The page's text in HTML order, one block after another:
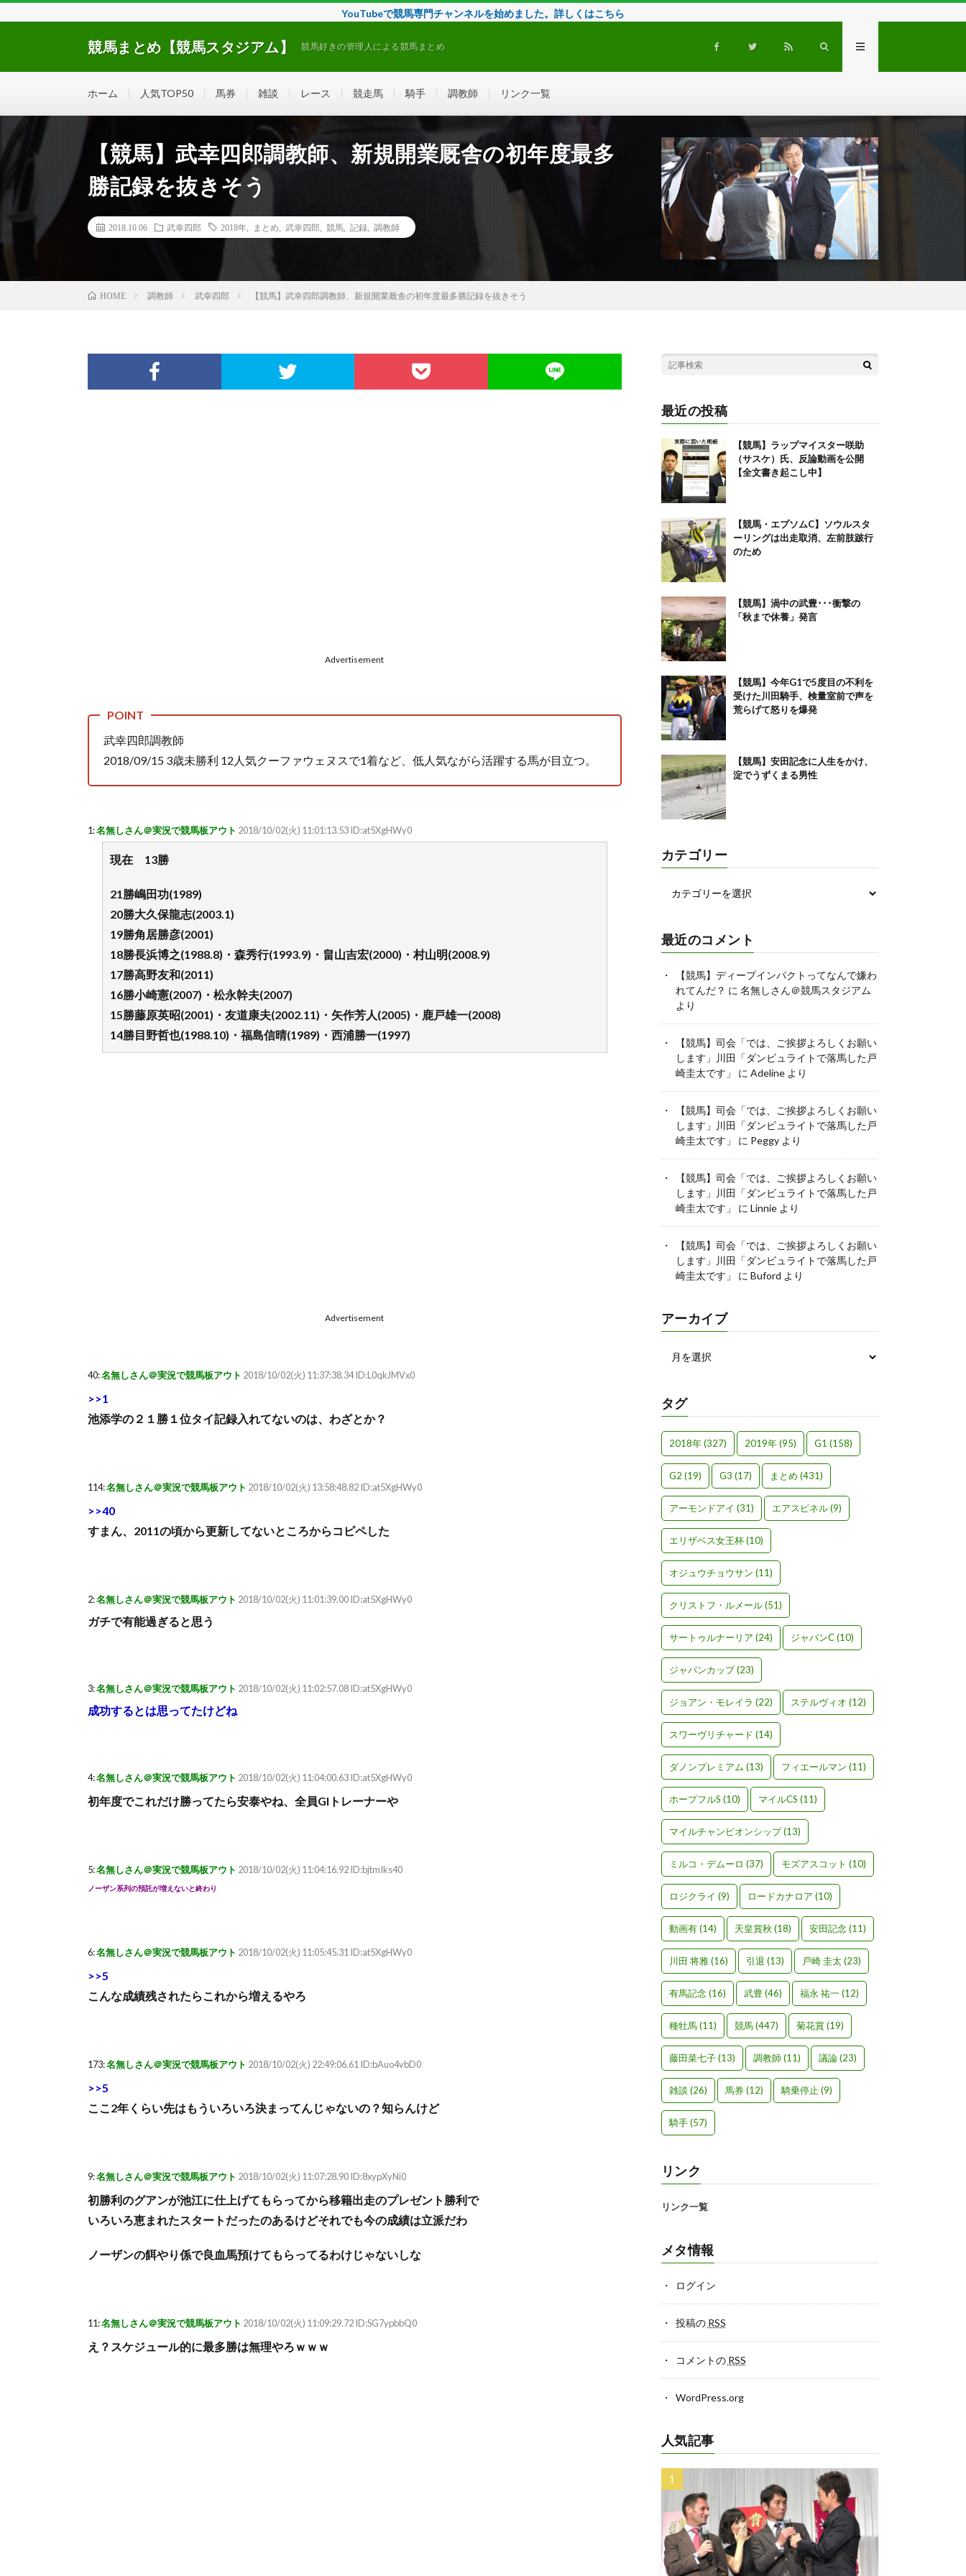
YouTubeで競馬専門チャンネルを始めました。詳しくはこちら
競馬まとめ【競馬スタジアム】 競馬好きの管理人による競馬まとめ
ホーム 人気TOP50 馬券 雑談 レース 競走馬 騎手 調教師 リンク一覧
【競馬】武幸四郎調教師、新規開業厩舎の初年度最多
勝記録を抜きそう
2018.10.06 武幸四郎 2018年 まとめ 武幸四郎 競馬 記録 調教師
HOME 調教師 武幸四郎 【競馬】武幸四郎調教師、新規開業厩舎の初年度最多勝記録を抜きそう
Advertisement
武幸四郎調教師
2018/09/15 3歳未勝利 12人気クーファウェヌスで1着など、低人気ながら活躍する馬が目立つ。
1:名無しさん＠実況で競馬板アウト 2018/10/02(火) 11:01:13.53 ID:at5XgHWy0
現在 13勝
21勝嶋田功(1989)
20勝大久保龍志(2003.1)
19勝角居勝彦(2001)
18勝長浜博之(1988.8)・森秀行(1993.9)・畠山吉宏(2000)・村山明(2008.9)
17勝高野友和(2011)
16勝小崎憲(2007)・松永幹夫(2007)
15勝藤原英昭(2001)・友道康夫(2002.11)・矢作芳人(2005)・鹿戸雄一(2008)
14勝目野哲也(1988.10)・福島信晴(1989)・西浦勝一(1997)
Advertisement
40:名無しさん＠実況で競馬板アウト 2018/10/02(火) 11:37:38.34 ID:L0qkJMVx0
>>1
池添学の２１勝１位タイ記録入れてないのは、わざとか？
114:名無しさん＠実況で競馬板アウト 2018/10/02(火) 13:58:48.82 ID:at5XgHWy0
>>40
すまん、2011の頃から更新してないところからコピペした
2:名無しさん＠実況で競馬板アウト 2018/10/02(火) 11:01:39.00 ID:at5XgHWy0
ガチで有能過ぎると思う
3:名無しさん＠実況で競馬板アウト 2018/10/02(火) 11:02:57.08 ID:at5XgHWy0
成功するとは思ってたけどね
4:名無しさん＠実況で競馬板アウト 2018/10/02(火) 11:04:00.63 ID:at5XgHWy0
初年度でこれだけ勝ってたら安泰やね、全員GIトレーナーや
5:名無しさん＠実況で競馬板アウト 2018/10/02(火) 11:04:16.92 ID:bjtmIks40
ノーザン系列の預託が増えないと終わり
6:名無しさん＠実況で競馬板アウト 2018/10/02(火) 11:05:45.31 ID:at5XgHWy0
>>5
こんな成績残されたらこれから増えるやろ
173:名無しさん＠実況で競馬板アウト 2018/10/02(火) 22:49:06.61 ID:bAuo4vbD0
>>5
ここ2年くらい先はもういろいろ決まってんじゃないの？知らんけど
9:名無しさん＠実況で競馬板アウト 2018/10/02(火) 11:07:28.90 ID:8xypXyNi0
初勝利のグアンが池江に仕上げてもらってから移籍出走のプレゼント勝利で
いろいろ恵まれたスタートだったのあるけどそれでも今の成績は立派だわ
ノーザンの餌やり係で良血馬預けてもらってるわけじゃないしな
11:名無しさん＠実況で競馬板アウト 2018/10/02(火) 11:09:29.72 ID:SG7ypbbQ0
え？スケジュール的に最多勝は無理やろｗｗｗ
最近の投稿
【競馬】ラップマイスター咲助
（サスケ）氏、反論動画を公開
【全文書き起こし中】
【競馬・エプソムC】ソウルスタ
ーリングは出走取消、左前肢跛行
のため
【競馬】渦中の武豊･･･衝撃の
「秋まで休養」発言
【競馬】今年G1で5度目の不利を
受けた川田騎手、検量室前で声を
荒らげて怒りを爆発
【競馬】安田記念に人生をかけ、
淀でうずくまる男性
カテゴリー
最近のコメント
【競馬】ディープインパクトってなんで嫌わ
れてんだ？ に 名無しさん＠競馬スタジアム
より
【競馬】司会「では、ご挨拶よろしくお願い
します」川田「ダンビュライトで落馬した戸
崎圭太です」
に Adelineより
【競馬】司会「では、ご挨拶よろしくお願い
します」川田「ダンビュライトで落馬した戸
崎圭太です」
に Peggyより
【競馬】司会「では、ご挨拶よろしくお願い
します」川田「ダンビュライトで落馬した戸
崎圭太です」
に Linnieより
【競馬】司会「では、ご挨拶よろしくお願い
します」川田「ダンビュライトで落馬した戸
崎圭太です」
に Buford より
アーカイブ
タグ
2018年(327) 2019年(95) G1 (158)
G2 (19) G3 (17) まとめ (431)
アーモンドアイ (31) エアスピネル(9)
エリザベス女王杯(10)
オジュウチョウサン (11)
クリストフ・ルメール(51)
サートゥルナーリア (24) ジャパンC(10)
ジャパンカップ(23)
ジョアン・モレイラ (22) ステルヴィオ (12)
スワーヴリチャード (14)
ダノンプレミアム (13) フィエールマン (11)
ホープフルS (10) マイルCS (11)
マイルチャンピオンシップ(13)
ミルコ・デムーロ (37) モズアスコット (10)
ロジクライ (9) ロードカナロア (10)
動画有(14) 天皇賞秋 (18) 安田記念(11)
川田 将雅(16) 引退 (13) 戸崎 圭太(23)
有馬記念(16) 武豊 (46) 福永 祐一(12)
種牡馬(11) 競馬(447) 菊花賞(19)
藤田菜七子(13) 調教師(11) 議論(23)
雑談 (26) 馬券(12) 騎乗停止 (9)
騎手(57)
リンク
リンク一覧
メタ情報
ログイン
投稿の RSS
コメントの RSS
WordPress.org
人気記事